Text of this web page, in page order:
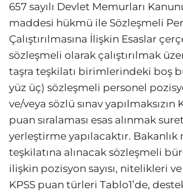
657 sayılı Devlet Memurları
maddesi hükmü ile Sözleşmeli
Çalıştırılmasına İlişkin Esaslar
sözleşmeli olarak çalıştırılmak
taşra teşkilatı birimlerindeki boş
yüz üç) sözleşmeli personel
ve/veya sözlü sınav yapılmaksızın
puan sıralaması esas alınmak
yerleştirme yapılacaktır. Bakanlık
teşkilatına alınacak sözleşmeli
ilişkin pozisyon sayısı, nitelikleri
KPSS puan türleri Tablo1’de,